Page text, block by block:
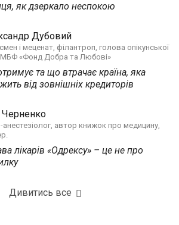
як дзеркало неспокою
Дубовий
і меценат, філантроп, голова опікунської
«Фонд Добра та Любові»
та що втрачає країна, яка
від зовнішніх кредиторів
Черненко
анестезіолог, автор книжок про медицину,
лікарів «Одрексу» – це не про
Дивитись все